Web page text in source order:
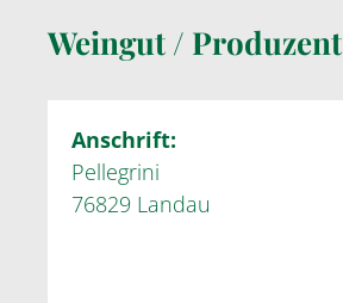
Weingut / Produzent
Anschrift:
Pellegrini
76829 Landau